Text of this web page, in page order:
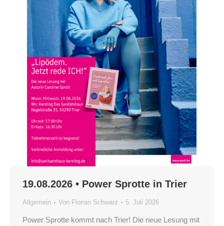
19.08.2026 • Power Sprotte in Trier
Allgemein Von Florian Schwarz 5. Juli 2026
Power Sprotte kommt nach Trier! Die neue Lesung mit